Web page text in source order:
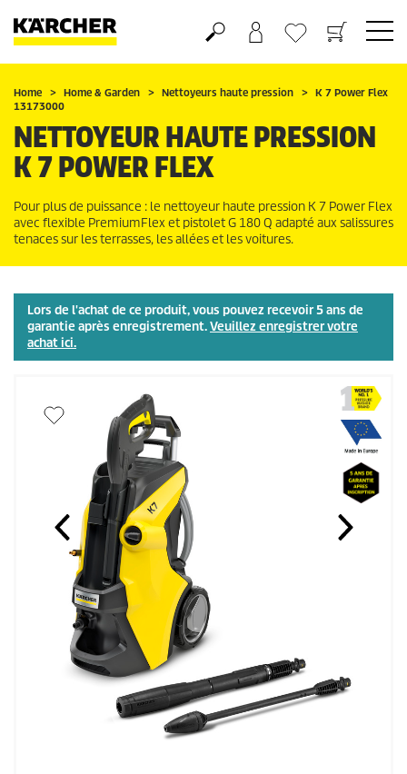
Panier
Mes Favoris
Home Home & Garden Nettoyeurs haute pression
K 7 Power Flex
13173000
NETTOYEUR HAUTE PRESSION
K 7 POWER FLEX
Pour plus de puissance : le nettoyeur haute pression K 7 Power Flex
avec flexible PremiumFlexet pistolet G 180 Q adapté aux salissures
tenaces sur les terrasses, les allées et les voitures.
Lors de l'achat de ce produit, vous pouvez recevoir 5 ans de
garantie après enregistrement.Veuillez enregistrer votre
achat ici.